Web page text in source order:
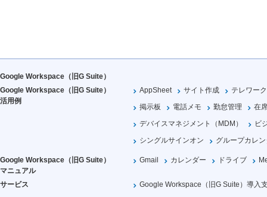
Google Workspace（旧G Suite）
Google Workspace（旧G Suite）
活用例
AppSheet サイト作成
テレワーク
掲示板
電話メモ 勤怠管理
在
デバイスマネジメント（MDM）
ビ
シングルサインオン
グループカレ
Google Workspace（旧G Suite）
マニュアル
Gmail カレンダー ドライブ
サービス Google Workspace（旧G Suite）導入